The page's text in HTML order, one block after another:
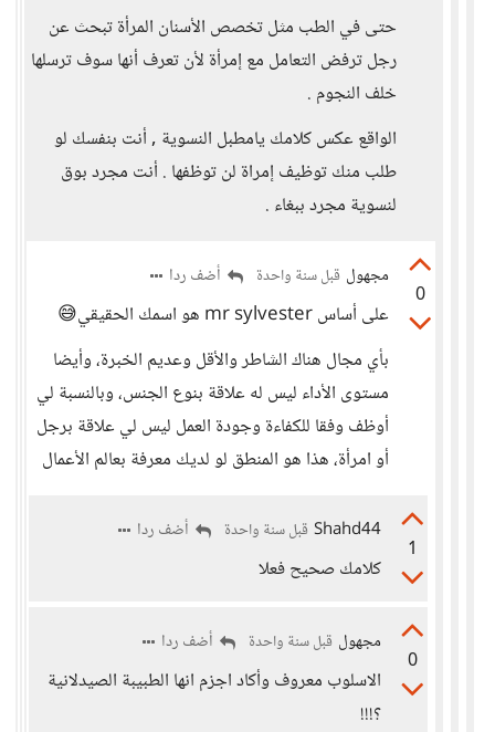
حتى في الطب مثل تخصص الأسنان المرأة تبحث عن
رجل ترفض التعامل مع إمرأة لأن تعرف أنها سوف ترسلها
خلف النجوم .
الواقع عكس كلامك يامطبل النسوية , أنت بنفسك لو
طلب منك توظيف إمراة لن توظفها . أنت مجرد بوق
لنسوية مجرد ببغاء .
0
مجهول قبل سنة واحدة أضف ردا
على أساس mr sylvester هو اسمك الحقيقي😅
بأي مجال هناك الشاطر والأقل وعديم الخبرة، وأيضا
مستوى الأداء ليس له علاقة بنوع الجنس، وبالنسبة لي
أوظف وفقا للكفاءة وجودة العمل ليس لي علاقة برجل
أو امرأة، هذا هو المنطق لو لديك معرفة بعالم الأعمال
1
Shahd44 قبل سنة واحدة أضف ردا
كلامك صحيح فعلا
0
مجهول قبل سنة واحدة أضف ردا
الاسلوب معروف وأكاد اجزم انها الطبيبة الصيدلانية
؟!!!